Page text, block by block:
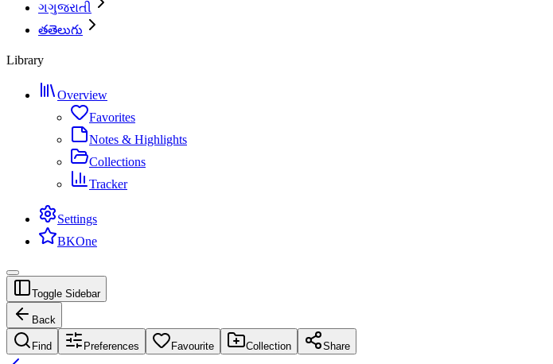
ગગુજરાતી
తతెలుగు
Library
Overview
Favorites
Notes & Highlights
Collections
Tracker
Settings
BKOne
Toggle Sidebar
Back
Find Preferences Favourite Collection Share